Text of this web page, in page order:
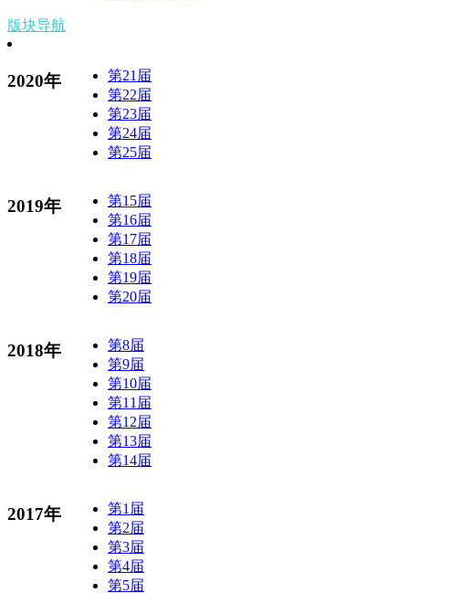
版块导航
2020年
第21届
第22届
第23届
第24届
第25届
2019年
第15届
第16届
第17届
第18届
第19届
第20届
2018年
第8届
第9届
第10届
第11届
第12届
第13届
第14届
2017年
第1届
第2届
第3届
第4届
第5届